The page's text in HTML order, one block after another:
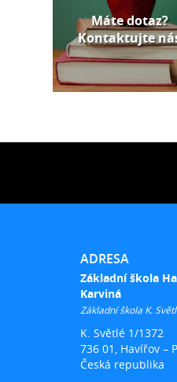
Máte dotaz?
Kontaktujte
ADRESA
Základní škola
Karviná
Základní škola K.
K. Světlé 1/1372
736 01, Havířov –
Česká republika